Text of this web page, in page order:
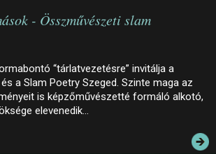
KIÁLLÍTÁSOK
INFORMÁCIÓK
KONFERENCIA
- Összművészeti slam
“tárlatvezetésre” invitálja a
a Slam Poetry Szeged. Szinte maga az
is képzőművészetté formáló alkotó,
elevenedik…